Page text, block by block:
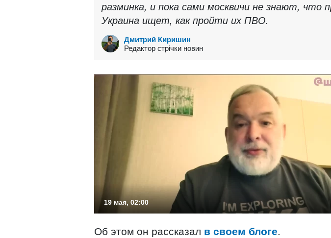
разминка, и пока сами москвичи не знают, что
Украина ищет, как пройти их ПВО.
Дмитрий Киришин
Редактор стрічки новин
19 мая, 02:00
Об этом он рассказал в своем блоге.